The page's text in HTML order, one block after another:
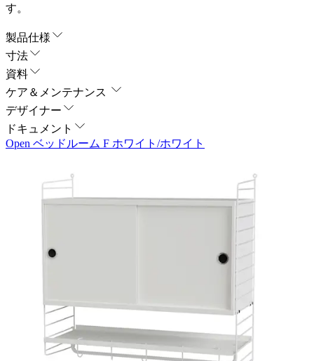
す。
製品仕様
寸法
資料
ケア＆メンテナンス
デザイナー
ドキュメント
Open ベッドルーム F ホワイト/ホワイト